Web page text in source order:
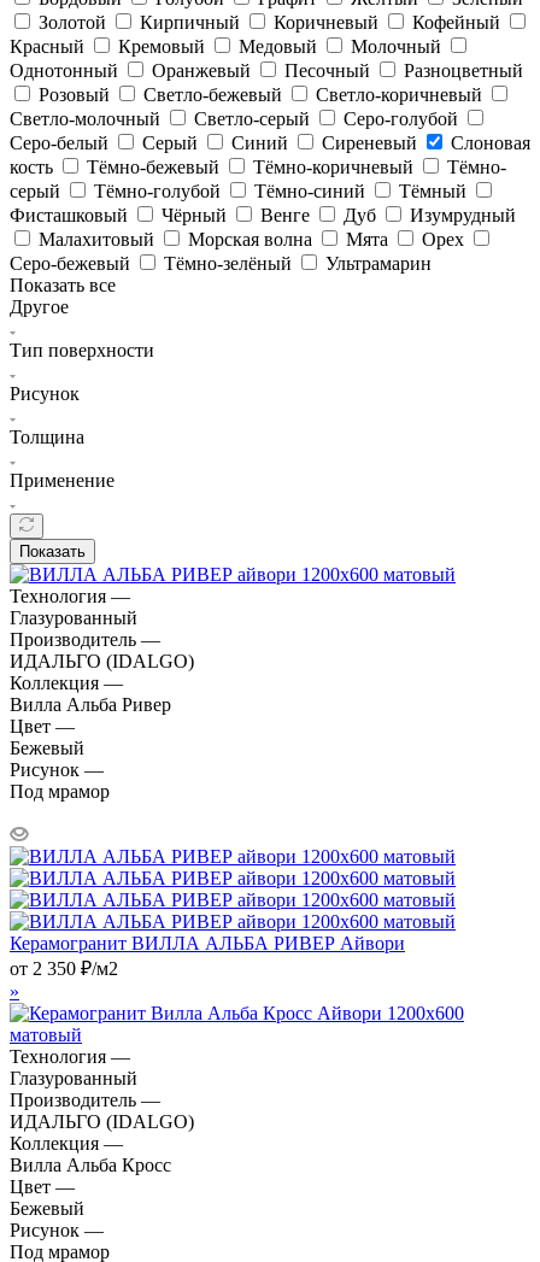
Золотой
Кирпичный Коричневый
Кофейный
Красный
Кремовый Медовый
Молочный
Однотонный
Оранжевый Песочный
Разноцветный
Розовый
Светло-бежевый
Светло-коричневый
Светло-молочный
Светло-серый
Серо-голубой
Серо-белый
Серый Синий Сиреневый
Слоновая
кость
Тёмно-бежевый Тёмно-коричневый
Тёмно-
серый
Тёмно-голубой Тёмно-синий
Тёмный
Фисташковый
Чёрный Венге Дуб
Изумрудный
Малахитовый
Морская волна Мята
Орех
Серо-бежевый
Тёмно-зелёный
Ультрамарин
Показать все
Другое
Тип поверхности
Рисунок
Толщина
Применение
Показать
Технология —
Глазурованный
Производитель —
ИДАЛЬГО (IDALGO)
Коллекция —
Вилла Альба Ривер
Цвет —
Бежевый
Рисунок —
Под мрамор
Керамогранит ВИЛЛА АЛЬБА РИВЕР Айвори
от 2 350 ₽/м2
»
Технология —
Глазурованный
Производитель —
ИДАЛЬГО (IDALGO)
Коллекция —
Вилла Альба Кросс
Цвет —
Бежевый
Рисунок —
Под мрамор